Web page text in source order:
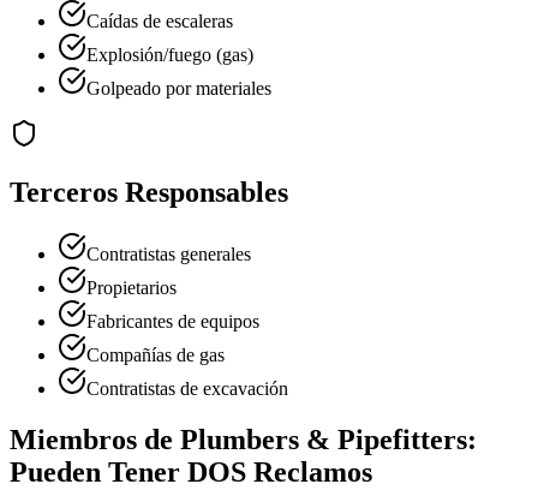
Caídas de escaleras
Explosión/fuego (gas)
Golpeado por materiales
Terceros Responsables
Contratistas generales
Propietarios
Fabricantes de equipos
Compañías de gas
Contratistas de excavación
Miembros de Plumbers & Pipefitters:
Pueden Tener DOS Reclamos